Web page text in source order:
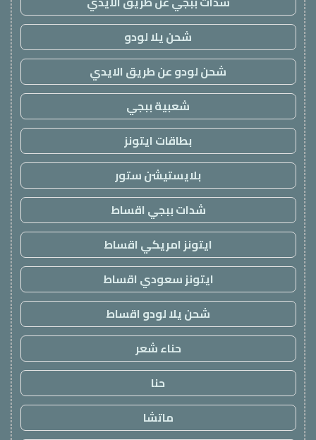
شحن يلا لودو
شحن لودو عن طريق الايدي
شعبية ببجي
بطاقات ايتونز
بلايستيشن ستور
شدات ببجي اقساط
ايتونز امريكي اقساط
ايتونز سعودي اقساط
شحن يلا لودو اقساط
حناء شعر
حنا
ماتشا